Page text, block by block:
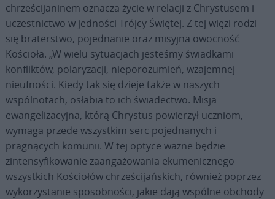
chrześcijaninem oznacza życie w relacji z Chrystusem i
uczestnictwo w jedności Trójcy Świętej. Z tej więzi rodzi
się braterstwo, pojednanie oraz misyjna owocność
Kościoła. „W wielu sytuacjach jesteśmy świadkami
konfliktów, polaryzacji, nieporozumień, wzajemnej
nieufności. Kiedy tak się dzieje także w naszych
wspólnotach, osłabia to ich świadectwo. Misja
ewangelizacyjna, którą Chrystus powierzył uczniom,
wymaga przede wszystkim serc pojednanych i
pragnących komunii. W tej optyce ważne będzie
zintensyfikowanie zaangażowania ekumenicznego
wszystkich Kościołów chrześcijańskich, również poprzez
wykorzystanie sposobności, jakie dają wspólne obchody